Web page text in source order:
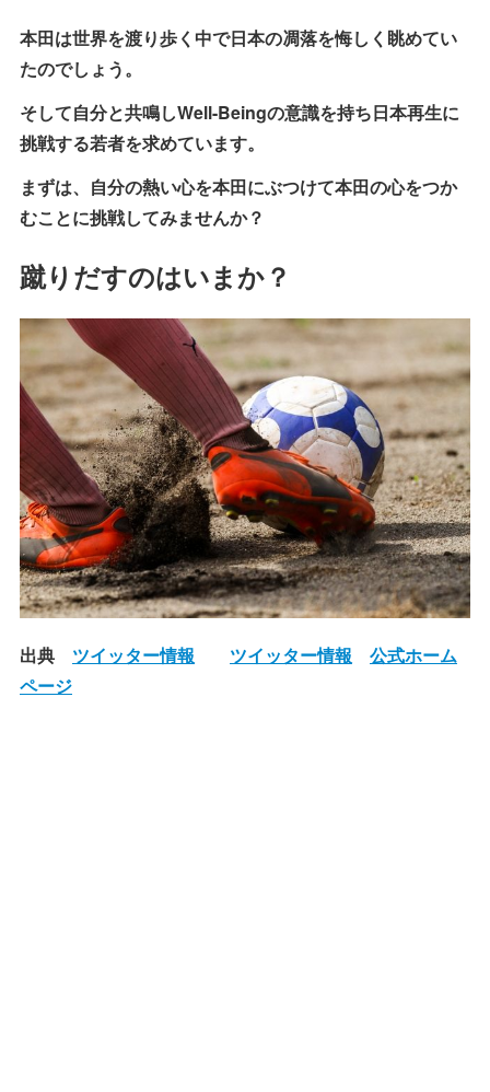
本田は世界を渡り歩く中で日本の凋落を悔しく眺めてい
たのでしょう。
そして自分と共鳴しWell-Beingの意識を持ち日本再生に
挑戦する若者を求めています。
まずは、自分の熱い心を本田にぶつけて本田の心をつか
むことに挑戦してみませんか？
蹴りだすのはいまか？
出典 ツイッター情報 ツイッター情報
公式ホーム
ページ